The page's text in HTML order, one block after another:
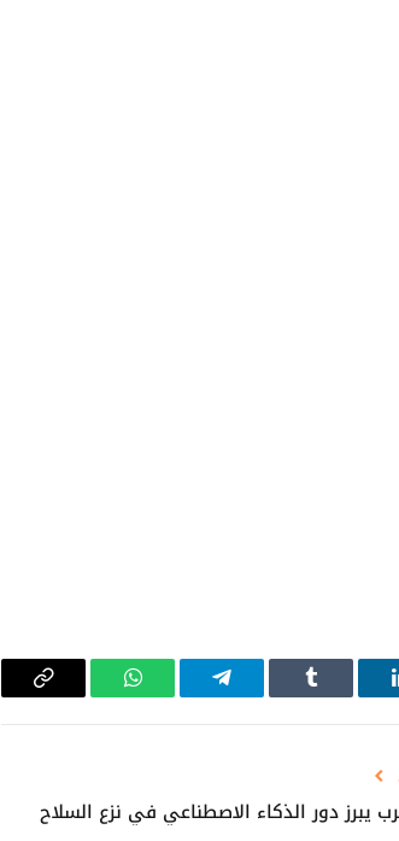
Tumblr تيلقرام واتساب
Copy
يبرز دور الذكاء الاصطناعي في نزع السلاح